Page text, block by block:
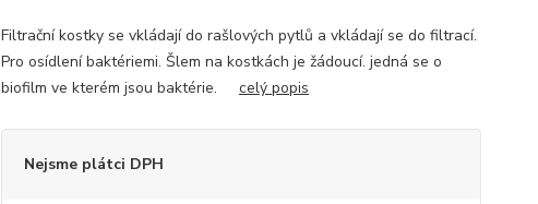
Filtrační kostky se vkládají do rašlových pytlů a vkládají se do filtrací.
Pro osídlení baktériemi. Šlem na kostkách je žádoucí. jedná se o
biofilm ve kterém jsou baktérie. celý popis
Nejsme plátci DPH